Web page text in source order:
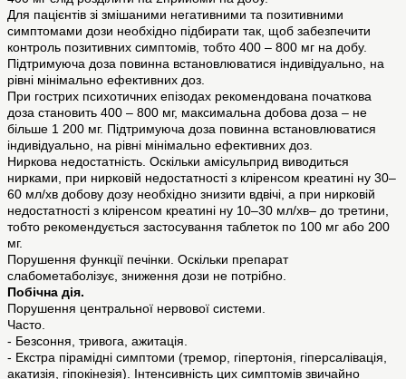
Для пацієнтів зі змішаними негативними та позитивними
симптомами дози необхідно підбирати так, щоб забезпечити
контроль позитивних симптомів, тобто 400 – 800 мг на добу.
Підтримуюча доза повинна встановлюватися індивідуально, на
рівні мінімально ефективних доз.
При гострих психотичних епізодах рекомендована початкова
доза становить 400 – 800 мг, максимальна добова доза – не
більше 1 200 мг. Підтримуюча доза повинна встановлюватися
індивідуально, на рівні мінімально ефективних доз.
Ниркова недостатність. Оскільки амісульприд виводиться
нирками, при нирковій недостатності з кліренсом креатині ну 30–
60 мл/хв добову дозу необхідно знизити вдвічі, а при нирковій
недостатності з кліренсом креатині ну 10–30 мл/хв– до третини,
тобто рекомендується застосування таблеток по 100 мг або 200
мг.
Порушення функції печінки. Оскільки препарат
слабометаболізує, зниження дози не потрібно.
Побічна дія.
Порушення центральної нервової системи.
Часто.
- Безсоння, тривога, ажитація.
- Екстра пірамідні симптоми (тремор, гіпертонія, гіперсалівація,
акатизія, гіпокінезія). Інтенсивність цих симптомів звичайно